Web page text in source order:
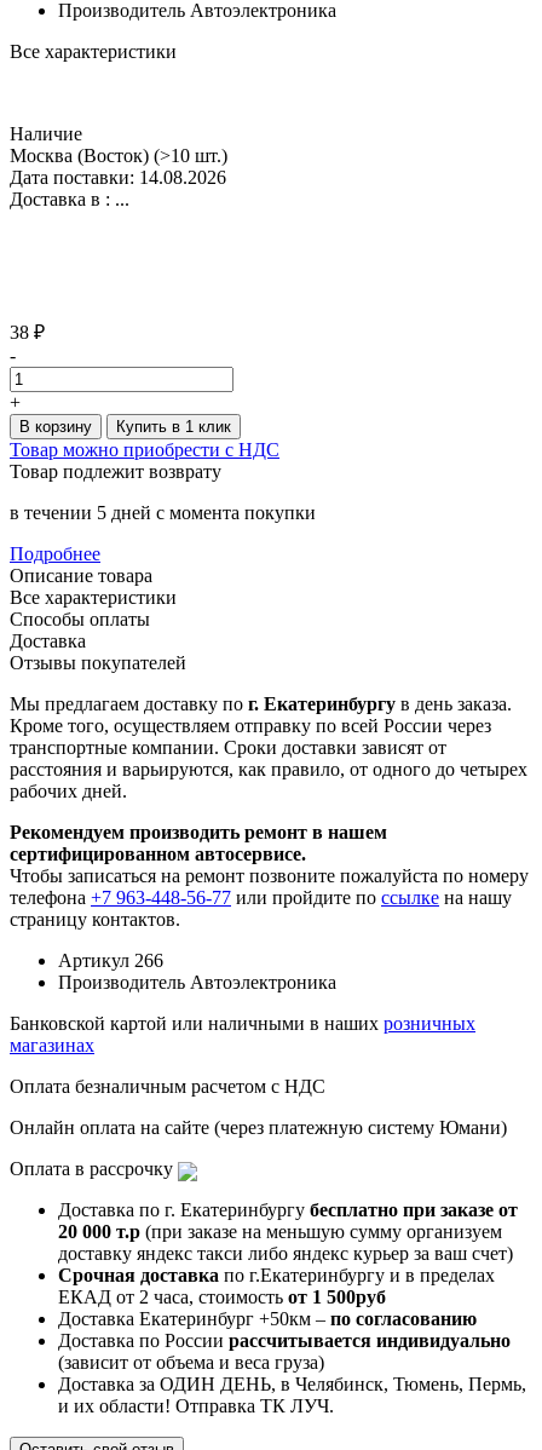
Производитель Автоэлектроника
Все характеристики
Наличие
Москва (Восток) (>10 шт.)
Дата поставки: 14.08.2026
Доставка в : ...
38 ₽
-
+
В корзину Купить в 1 клик
Товар можно приобрести с НДС
Товар подлежит возврату
в течении 5 дней с момента покупки
Подробнее
Описание товара
Все характеристики
Способы оплаты
Доставка
Отзывы покупателей
Мы предлагаем доставку по г. Екатеринбургу в день заказа.
Кроме того, осуществляем отправку по всей России через
транспортные компании. Сроки доставки зависят от
расстояния и варьируются, как правило, от одного до четырех
рабочих дней.
Рекомендуем производить ремонт в нашем
сертифицированном автосервисе.
Чтобы записаться на ремонт позвоните пожалуйста по номеру
телефона +7 963-448-56-77 или пройдите по ссылке на нашу
страницу контактов.
Артикул 266
Производитель Автоэлектроника
Банковской картой или наличными в наших розничных
магазинах
Оплата безналичным расчетом с НДС
Онлайн оплата на сайте (через платежную систему Юмани)
Оплата в рассрочку
Доставка по г. Екатеринбургу бесплатно при заказе от
20 000 т.р (при заказе на меньшую сумму организуем
доставку яндекс такси либо яндекс курьер за ваш счет)
Срочная доставка по г.Екатеринбургу и в пределах
ЕКАД от 2 часа, стоимость от 1 500руб
Доставка Екатеринбург +50км – по согласованию
Доставка по России рассчитывается индивидуально
(зависит от объема и веса груза)
Доставка за ОДИН ДЕНЬ, в Челябинск, Тюмень, Пермь,
и их области! Отправка ТК ЛУЧ.